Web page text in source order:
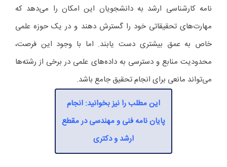
نامه کارشناسی ارشد به دانشجویان این امکان را می‌دهد که
مهارت‌های تحقیقاتی خود را گسترش دهند و در یک حوزه علمی
خاص به عمق بیشتری دست یابند. اما با وجود این فرصت،
محدودیت منابع و دسترسی به داده‌های علمی در برخی از رشته‌ها
می‌تواند مانعی برای انجام تحقیق جامع باشد.
این مطلب را نیز بخوانید: انجام
پایان نامه فنی و مهندسی در مقطع
ارشد و دکتری